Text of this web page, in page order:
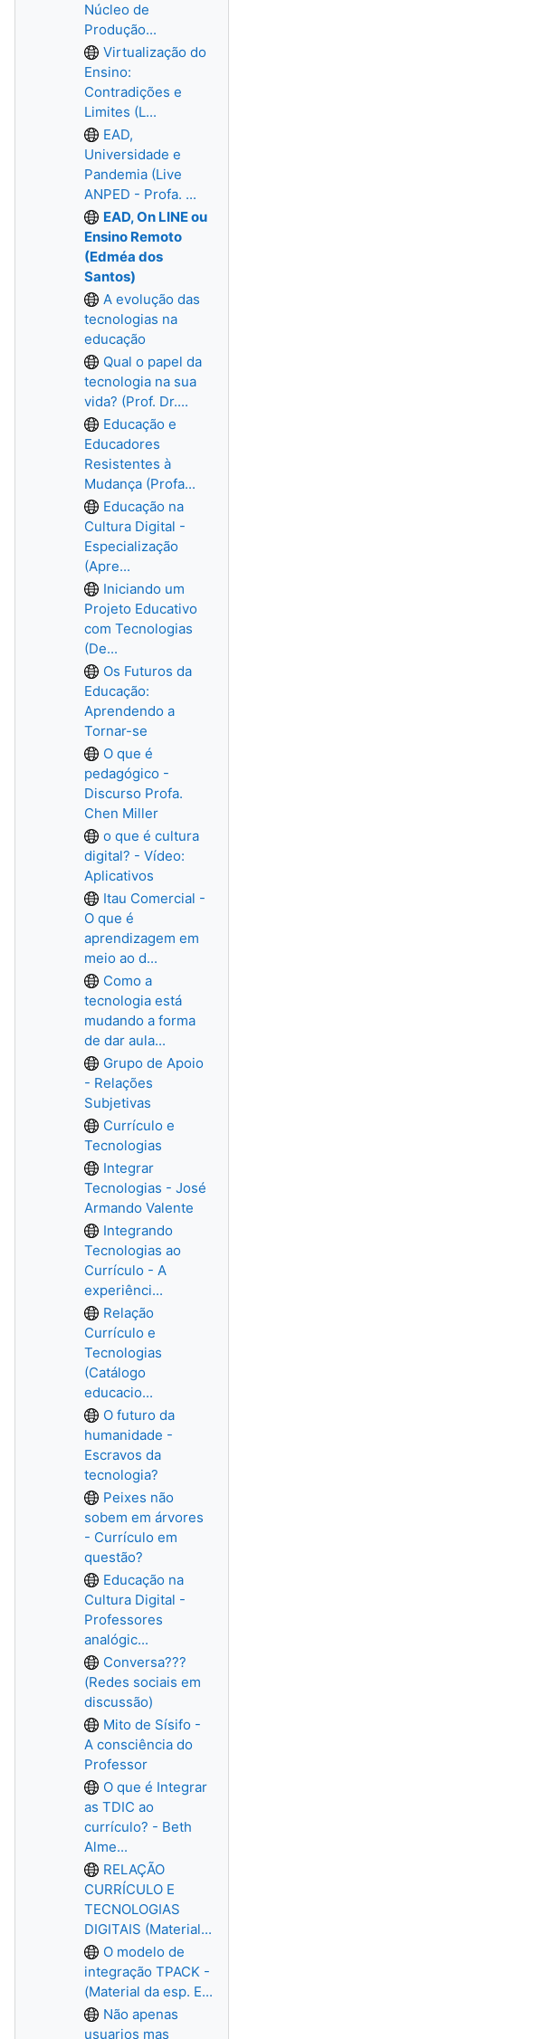
Núcleo de
Produção...
Virtualização do
Ensino:
Contradições e
Limites (L...
EAD,
Universidade e
Pandemia (Live
ANPED - Profa. ...
EAD, On LINE ou
Ensino Remoto
(Edméa dos
Santos)
A evolução das
tecnologias na
educação
Qual o papel da
tecnologia na sua
vida? (Prof. Dr....
Educação e
Educadores
Resistentes à
Mudança (Profa...
Educação na
Cultura Digital -
Especialização
(Apre...
Iniciando um
Projeto Educativo
com Tecnologias
(De...
Os Futuros da
Educação:
Aprendendo a
Tornar-se
O que é
pedagógico -
Discurso Profa.
Chen Miller
o que é cultura
digital? - Vídeo:
Aplicativos
Itau Comercial -
O que é
aprendizagem em
meio ao d...
Como a
tecnologia está
mudando a forma
de dar aula...
Grupo de Apoio
- Relações
Subjetivas
Currículo e
Tecnologias
Integrar
Tecnologias - José
Armando Valente
Integrando
Tecnologias ao
Currículo - A
experiênci...
Relação
Currículo e
Tecnologias
(Catálogo
educacio...
O futuro da
humanidade -
Escravos da
tecnologia?
Peixes não
sobem em árvores
- Currículo em
questão?
Educação na
Cultura Digital -
Professores
analógic...
Conversa???
(Redes sociais em
discussão)
Mito de Sísifo -
A consciência do
Professor
O que é Integrar
as TDIC ao
currículo? - Beth
Alme...
RELAÇÃO
CURRÍCULO E
TECNOLOGIAS
DIGITAIS (Material...
O modelo de
integração TPACK -
(Material da esp. E...
Não apenas
usuarios mas